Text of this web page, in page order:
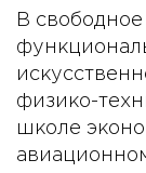
В
физико-
школе